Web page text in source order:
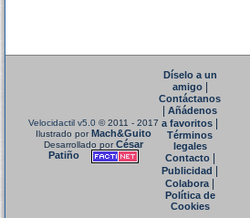
Velocidactil v5.0 © 2011 - 2017
Ilustrado porMach&Guito
Desarrollado porCésar
Patiño
Díselo a un
amigo|
Contáctanos
Añádenos
a favoritos
Términos
legales
Contacto|
Publicidad
Colabora|
Política de
Cookies